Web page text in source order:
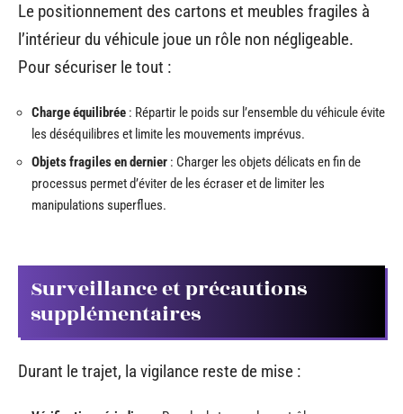
Le positionnement des cartons et meubles fragiles à
l’intérieur du véhicule joue un rôle non négligeable.
Pour sécuriser le tout :
Charge équilibrée : Répartir le poids sur l’ensemble du véhicule évite
les déséquilibres et limite les mouvements imprévus.
Objets fragiles en dernier : Charger les objets délicats en fin de
processus permet d’éviter de les écraser et de limiter les
manipulations superflues.
Surveillance et précautions
supplémentaires
Durant le trajet, la vigilance reste de mise :